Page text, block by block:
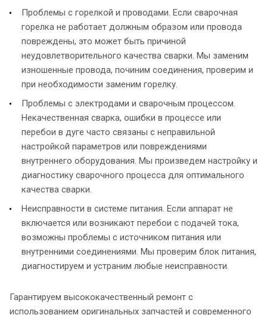
Проблемы с горелкой и проводами. Если сварочная
горелка не работает должным образом или провода
повреждены, это может быть причиной
неудовлетворительного качества сварки. Мы заменим
изношенные провода, починим соединения, проверим и
при необходимости заменим горелку.
Проблемы с электродами и сварочным процессом.
Некачественная сварка, ошибки в процессе или
перебои в дуге часто связаны с неправильной
настройкой параметров или повреждениями
внутреннего оборудования. Мы произведем настройку и
диагностику сварочного процесса для оптимального
качества сварки.
Неисправности в системе питания. Если аппарат не
включается или возникают перебои с подачей тока,
возможны проблемы с источником питания или
внутренними соединениями. Мы проверим блок питания,
диагностируем и устраним любые неисправности.
Гарантируем высококачественный ремонт с
использованием оригинальных запчастей и современного